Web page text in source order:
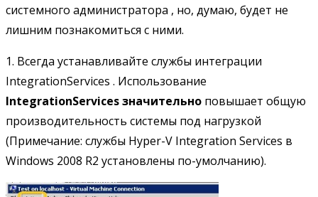
системного администратора , но, думаю, будет не
лишним познакомиться с ними.
1. Всегда устанавливайте службы интеграции
IntegrationServices . Использование
IntegrationServicesзначительно повышает общую
производительность системы под нагрузкой
(Примечание: службы Hyper-V Integration Services в
Windows 2008 R2 установлены по-умолчанию).